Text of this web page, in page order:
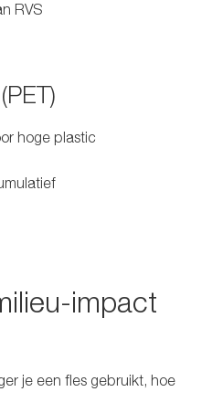
RVS
hoge plastic
impact
je een fles gebruikt, hoe